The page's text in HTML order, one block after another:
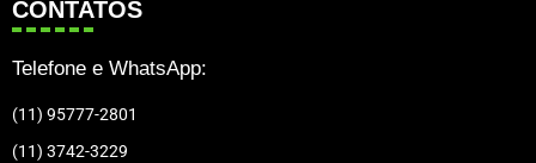
CONTATOS
Telefone e WhatsApp:
(11) 95777-2801
(11) 3742-3229